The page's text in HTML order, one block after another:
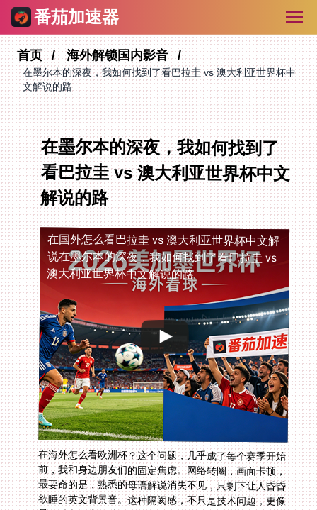
番茄加速器
首页 海外解锁国内影音
在墨尔本的深夜，我如何找到了看巴拉圭 vs 澳大利亚世界杯中
文解说的路
在墨尔本的深夜，我如何找到了
看巴拉圭 vs 澳大利亚世界杯中文
解说的路
在国外怎么看巴拉圭 vs 澳大利亚世界杯中文解
说在墨尔本的深夜，我如何找到了看巴拉圭 vs
澳大利亚世界杯中文解说的路
在海外怎么看欧洲杯？这个问题，几乎成了每个赛季开始
前，我和身边朋友们的固定焦虑。网络转圈，画面卡顿，
最要命的是，熟悉的母语解说消失不见，只剩下让人昏昏
欲睡的英文背景音。这种隔阂感，不只是技术问题，更像
是一种文化上的“断联”。原因无他，地区版权限制如同一
道无形的墙，将我们与国内热火朝天的体育直播隔开。但
办法总比困难多，这篇文章，就是为你梳理出一条清晰的
路径，告诉你如何绕过这些限制，重新握紧那份熟悉的观
赛激情。核心的解决方案，在于选择一款靠谱的回国加速